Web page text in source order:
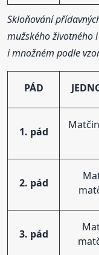
Skloňování
mužského životného
i množném podle
PÁD
1. pád
2. pád
3. pád